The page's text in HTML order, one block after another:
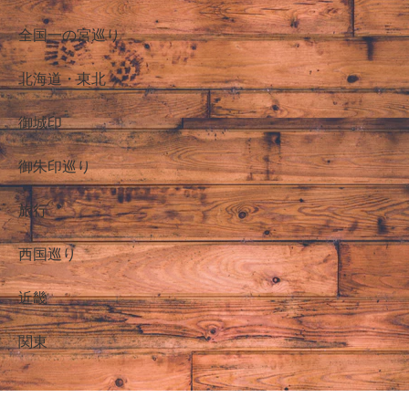
全国一の宮巡り
北海道・東北
御城印
御朱印巡り
旅行
西国巡り
近畿
関東